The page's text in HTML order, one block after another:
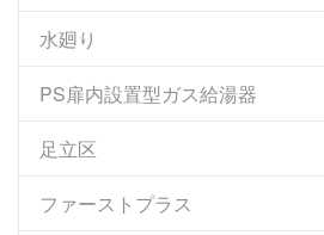
水廻り
PS扉内設置型ガス給湯器
足立区
ファーストプラス